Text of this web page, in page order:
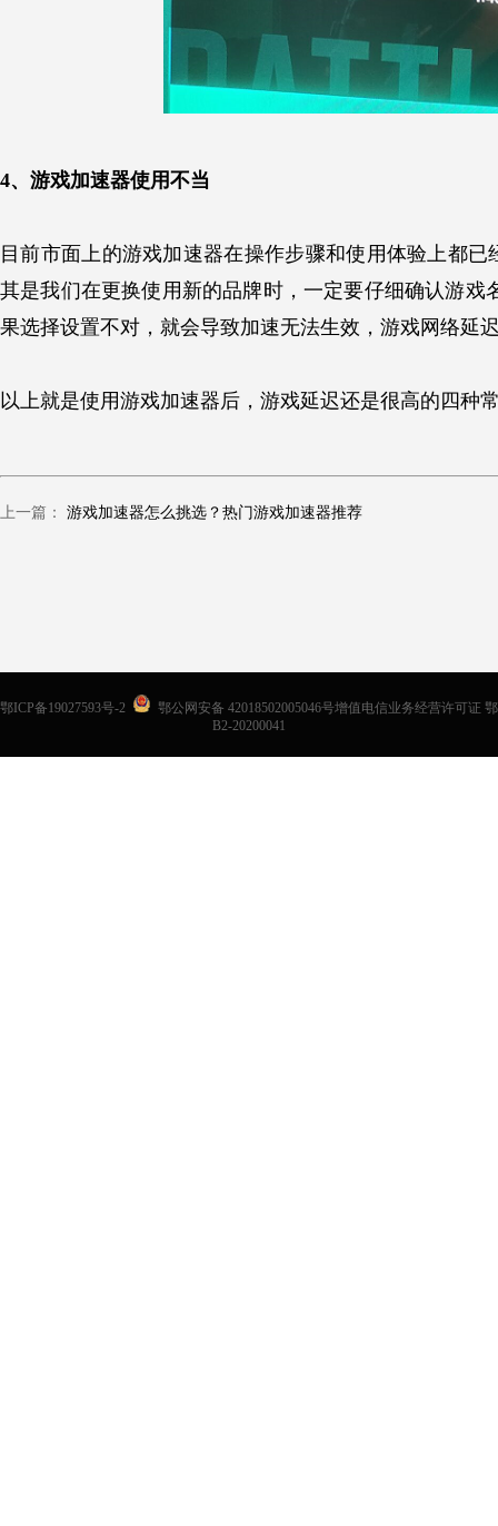
4、游戏加速器使用不当
目前市面上的游戏加速器在操作步骤和使用体验上都
其是我们在更换使用新的品牌时，一定要仔细确认游
果选择设置不对，就会导致加速无法生效，游戏网络延
以上就是使用游戏加速器后，游戏延迟还是很高的四种
上一篇： 游戏加速器怎么挑选？热门游戏加速器推荐
鄂ICP备19027593号-2
鄂公网安备 42018502005046号增值电信业务经营许可证 鄂
B2-20200041